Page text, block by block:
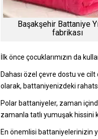
Başakşehir Battaniye
fabrikası
İlk önce çocuklarımızın da
Dahası özel çevre dostu ve
olarak, battaniyenizdeki
Polar battaniyeler, zaman
zamanla tatlı yumuşak hissini
En önemlisi battaniyelerinizin